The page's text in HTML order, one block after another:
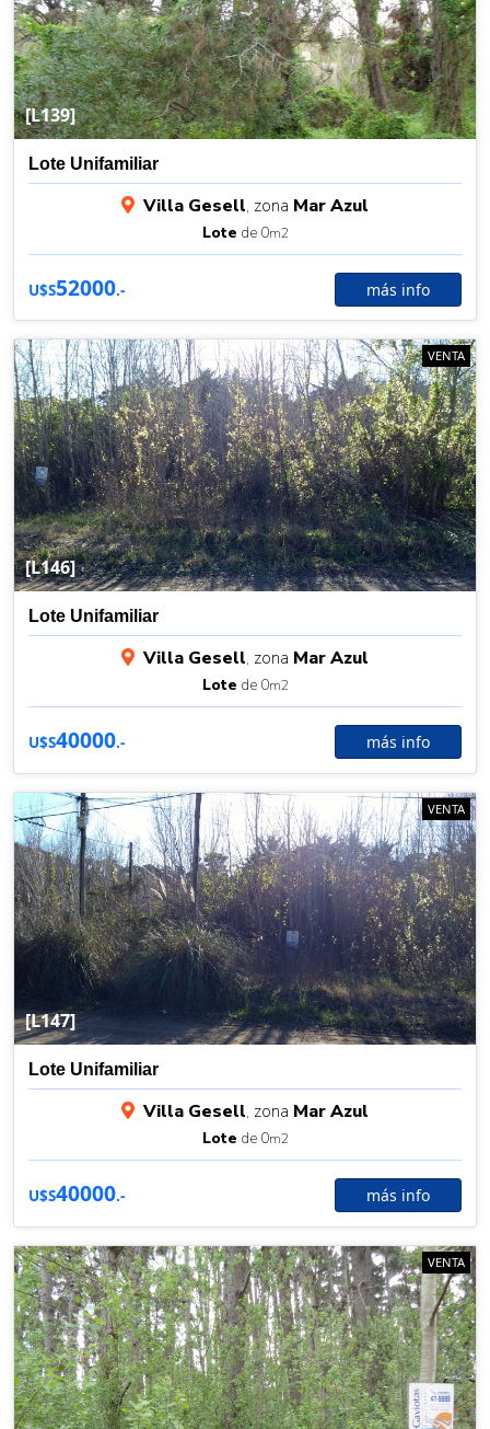
[L139]
Lote Unifamiliar
Villa Gesell, zona Mar Azul
Lote de 0m2
U$S52000.- más info
[L146]
VENTA
Lote Unifamiliar
Villa Gesell, zona Mar Azul
Lote de 0m2
U$S40000.- más info
[L147]
VENTA
Lote Unifamiliar
Villa Gesell, zona Mar Azul
Lote de 0m2
U$S40000.- más info
VENTA